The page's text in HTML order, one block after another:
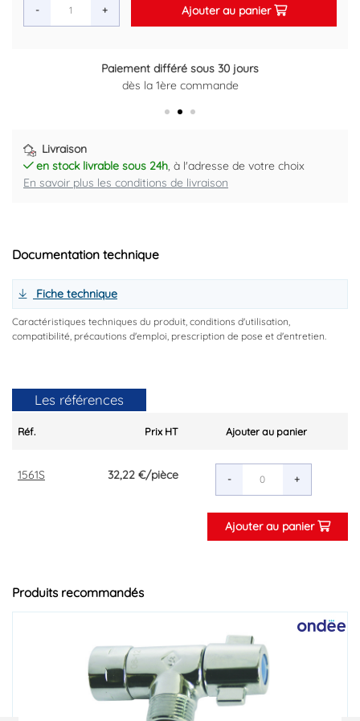
Code EAN : 3540737806218
- + Ajouter au panier
Paiement différé sous 30 jours
dès la 1ère commande
Retour gratuit sous 14 jours
Plus d'informations ici
Livraison
en stock livrable sous 24h, à l'adresse de votre choix
En savoir plus les conditions de livraison
Documentation technique
Fiche technique
Caractéristiques techniques du produit, conditions d'utilisation,
compatibilité, précautions d'emploi, prescription de pose et d'entretien.
Les références
Réf. Prix HT Ajouter au panier
1561S 32,22 €/pièce - +
Ajouter au panier
Produits recommandés